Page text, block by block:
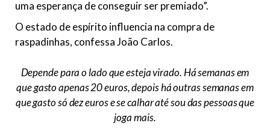
uma esperança de conseguir ser premiado”.
O estado de espírito influencia na compra de
raspadinhas, confessa João Carlos.
Depende para o lado que esteja virado. Há semanas em
que gasto apenas 20 euros, depois há outras semanas em
que gasto só dez euros e se calhar até sou das pessoas que
joga mais.